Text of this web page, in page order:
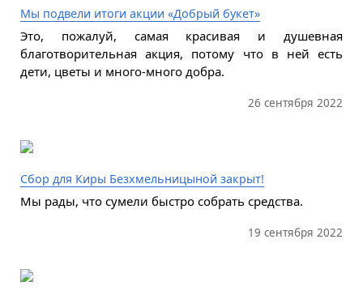
Мы подвели итоги акции «Добрый букет»
Это, пожалуй, самая красивая и душевная
благотворительная акция, потому что в ней есть
дети, цветы и много-много добра.
26 сентября 2022
Сбор для Киры Безхмельницыной закрыт!
Мы рады, что сумели быстро собрать средства.
19 сентября 2022